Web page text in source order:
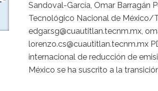
Sandoval-García, Omar Barragán
Tecnológico Nacional de México/
edgar.sg@cuautitlan.tecnm.mx,
lorenzo.cs@cuautitlan.tecnm.mx
internacional de reducción de
México se ha suscrito a la